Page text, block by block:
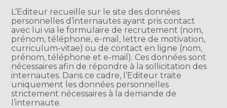
L’Editeur recueille sur le site des données
personnelles d’internautes ayant pris contact
avec lui via le formulaire de recrutement (nom,
prénom, téléphone, e-mail, lettre de motivation,
curriculum-vitae) ou de contact en ligne (nom,
prénom, téléphone et e-mail). Ces données sont
nécessaires afin de répondre à la sollicitation des
internautes. Dans ce cadre, l’Editeur traite
uniquement les données personnelles
strictement nécessaires à la demande de
l’internaute.